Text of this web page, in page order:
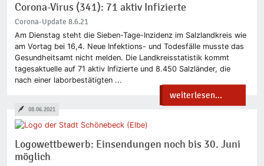
Corona-Virus (341): 71 aktiv Infizierte
Corona-Update 8.6.21
Am Dienstag steht die Sieben-Tage-Inzidenz im Salzlandkreis wie
am Vortag bei 16,4. Neue Infektions- und Todesfälle musste das
Gesundheitsamt nicht melden. Die Landkreisstatistik kommt
tagesaktuelle auf 71 aktiv Infizierte und 8.450 Salzländer, die
nach einer laborbestätigten ...
weiterlesen...
Logowettbewerb: Einsendungen noch bis 30. Juni
möglich
08.06.2021